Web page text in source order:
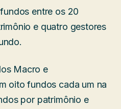
entre os 20
e quatro gestores
Macro e
oito fundos cada um na
por patrimônio e